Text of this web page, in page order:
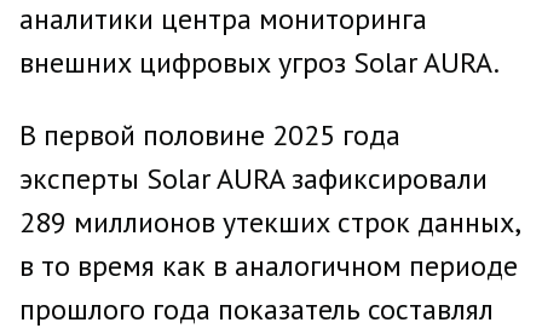
аналитики центра мониторинга
внешних цифровых угроз Solar AURA.
В первой половине 2025 года
эксперты Solar AURA зафиксировали
289 миллионов утекших строк данных,
в то время как в аналогичном периоде
прошлого года показатель составлял